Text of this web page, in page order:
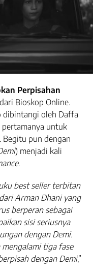
Perpisahan
Bioskop Online.
dibintangi oleh Daffa
untuk
Begitu pun dengan
) menjadi kali
.
best seller terbitan
Arman Dhani yang
berperan sebagai
sisi seriusnya
dengan Demi.
tiga fase
dengan Demi,”